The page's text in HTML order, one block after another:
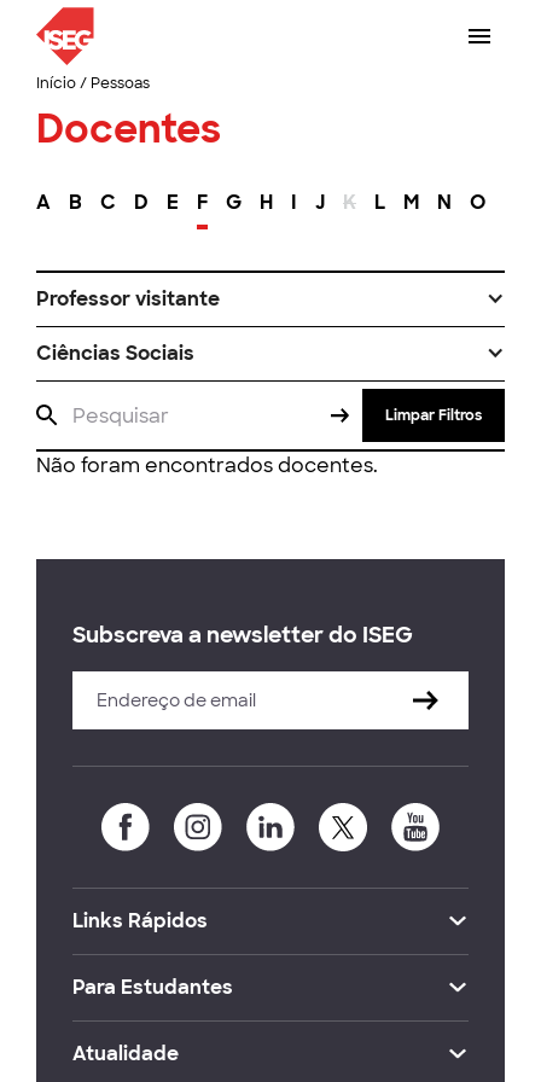
Início/ Pessoas
Docentes
A B C D E F G H I J K L M N O
Professor visitante
Ciências Sociais
Limpar Filtros
Não foram encontrados docentes.
Subscreva a newsletter do ISEG
Links Rápidos
Para Estudantes
Atualidade